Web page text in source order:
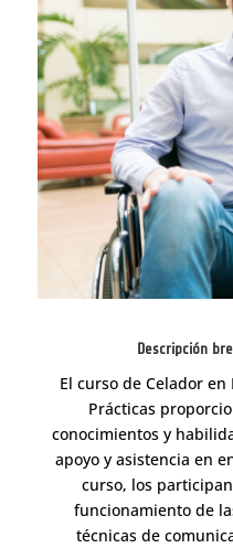
Descripción
El curso de Celador
Prácticas
conocimientos y
apoyo y asistencia en
curso, los
funcionamiento de
técnicas de